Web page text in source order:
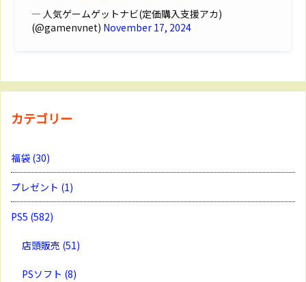
— 人気ゲームゲットナビ(定価購入支援アカ)
(@gamenvnet) November 17, 2024
カテゴリー
福袋 (30)
プレゼント (1)
PS5 (582)
店頭販売 (51)
PSソフト (8)